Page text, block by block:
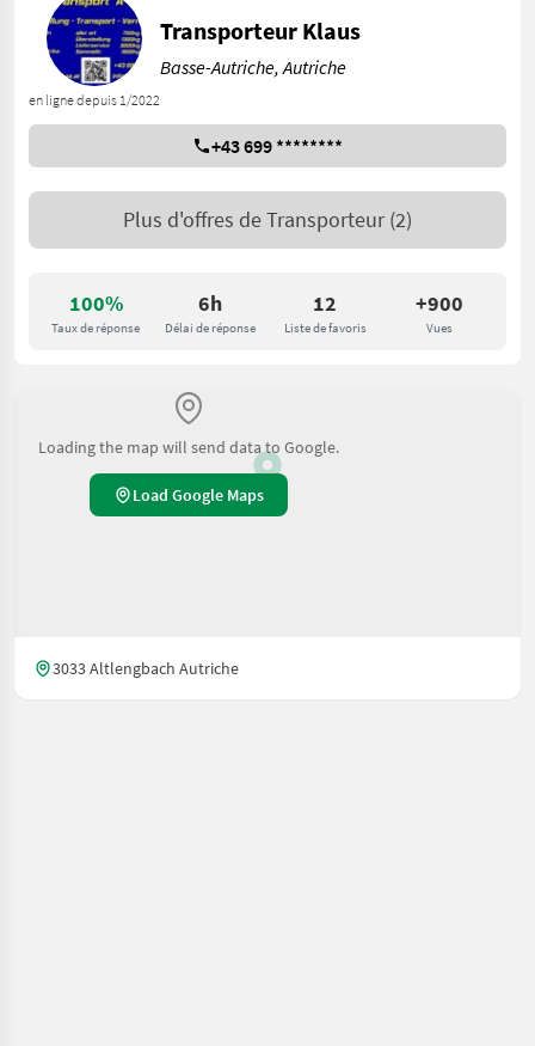
100%
Taux de réponse
6h
Délai de réponse
12
Liste de favoris
+900
Vues
en ligne depuis 1/2022
Transporteur Klaus
Basse-Autriche, Autriche
+43 699 ********
Plus d'offres deTransporteur (2)
Loading the map will send data to Google.
Load Google Maps
3033 Altlengbach Autriche